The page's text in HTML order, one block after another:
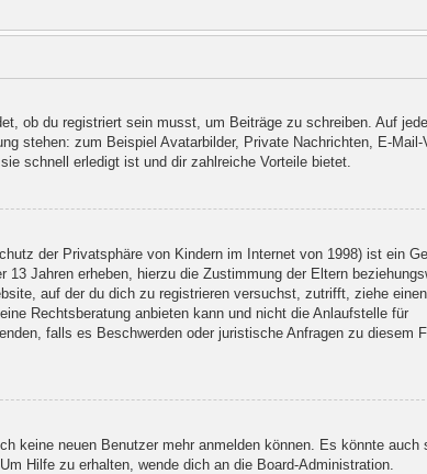
ob du registriert sein musst, um Beiträge zu schreiben. Auf
stehen: zum Beispiel Avatarbilder, Private Nachrichten, E-Mail-
schnell erledigt ist und dir zahlreiche Vorteile bietet.
der Privatsphäre von Kindern im Internet von 1998) ist ein
Jahren erheben, hierzu die Zustimmung der Eltern
auf der du dich zu registrieren versuchst, zutrifft, ziehe einen
Rechtsberatung anbieten kann und nicht die Anlaufstelle für
falls es Beschwerden oder juristische Anfragen zu diesem
keine neuen Benutzer mehr anmelden können. Es könnte auch
Hilfe zu erhalten, wende dich an die Board-Administration.